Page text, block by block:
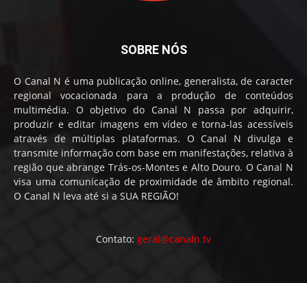
SOBRE NÓS
O Canal N é uma publicação online, generalista, de caracter
regional vocacionada para a produção de conteúdos
multimédia. O objetivo do Canal N passa por adquirir,
produzir e editar imagens em vídeo e torna-las acessíveis
através de múltiplas plataformas. O Canal N divulga e
transmite informação com base em manifestações, relativa à
região que abrange Trás-os-Montes e Alto Douro. O Canal N
visa uma comunicação de proximidade de âmbito regional.
O Canal N leva até si a SUA REGIÃO!
Contato: geral@canaln.tv